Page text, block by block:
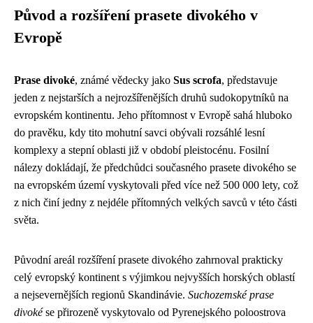
Původ a rozšíření prasete divokého v
Evropě
Prase divoké, známé vědecky jako Sus scrofa, představuje
jeden z nejstarších a nejrozšířenějších druhů sudokopytníků na
evropském kontinentu. Jeho přítomnost v Evropě sahá hluboko
do pravěku, kdy tito mohutní savci obývali rozsáhlé lesní
komplexy a stepní oblasti již v období pleistocénu. Fosilní
nálezy dokládají, že předchůdci současného prasete divokého se
na evropském území vyskytovali před více než 500 000 lety, což
z nich činí jedny z nejdéle přítomných velkých savců v této části
světa.
Původní areál rozšíření prasete divokého zahrnoval prakticky
celý evropský kontinent s výjimkou nejvyšších horských oblastí
a nejsevernějších regionů Skandinávie. Suchozemské prase
divokése přirozeně vyskytovalo od Pyrenejského poloostrova